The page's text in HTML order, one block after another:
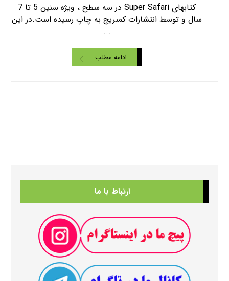
کتابهای Super Safari در سه سطح ، ویژه سنین 5 تا 7
سال و توسط انتشارات کمبریج به چاپ رسیده است.در این
...
ادامه مطلب
ارتباط با ما